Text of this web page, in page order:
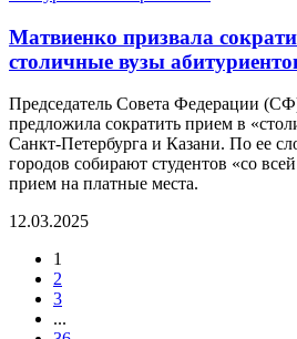
Матвиенко призвала
столичные вузы
Председатель Совета Федерации
предложила сократить прием в
Санкт-Петербурга и Казани. По ее
городов собирают студентов «со
прием на платные места.
12.03.2025
1
2
3
...